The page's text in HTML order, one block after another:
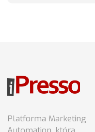
Platforma Marketing